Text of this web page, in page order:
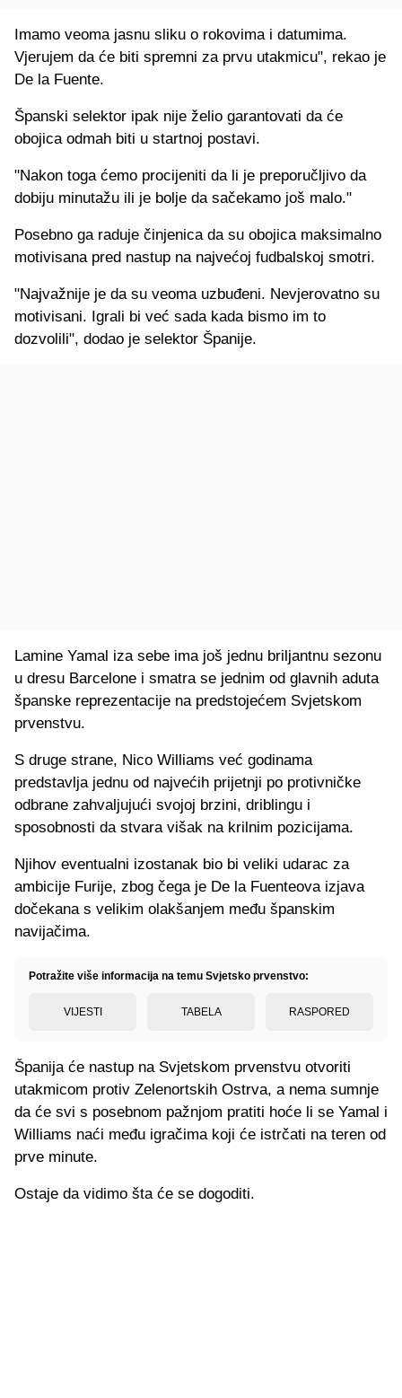
Imamo veoma jasnu sliku o rokovima i datumima.
Vjerujem da će biti spremni za prvu utakmicu", rekao je
De la Fuente.
Španski selektor ipak nije želio garantovati da će
obojica odmah biti u startnoj postavi.
"Nakon toga ćemo procijeniti da li je preporučljivo da
dobiju minutažu ili je bolje da sačekamo još malo."
Posebno ga raduje činjenica da su obojica maksimalno
motivisana pred nastup na najvećoj fudbalskoj smotri.
"Najvažnije je da su veoma uzbuđeni. Nevjerovatno su
motivisani. Igrali bi već sada kada bismo im to
dozvolili", dodao je selektor Španije.
Lamine Yamal iza sebe ima još jednu briljantnu sezonu
u dresu Barcelone i smatra se jednim od glavnih aduta
španske reprezentacije na predstojećem Svjetskom
prvenstvu.
S druge strane, Nico Williams već godinama
predstavlja jednu od najvećih prijetnji po protivničke
odbrane zahvaljujući svojoj brzini, driblingu i
sposobnosti da stvara višak na krilnim pozicijama.
Njihov eventualni izostanak bio bi veliki udarac za
ambicije Furije, zbog čega je De la Fuenteova izjava
dočekana s velikim olakšanjem među španskim
navijačima.
Potražite više informacija na temu Svjetsko prvenstvo:
VIJESTI TABELA RASPORED
Španija će nastup na Svjetskom prvenstvu otvoriti
utakmicom protiv Zelenortskih Ostrva, a nema sumnje
da će svi s posebnom pažnjom pratiti hoće li se Yamal i
Williams naći među igračima koji će istrčati na teren od
prve minute.
Ostaje da vidimo šta će se dogoditi.